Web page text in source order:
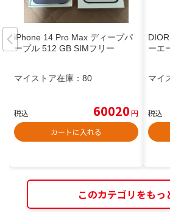
iPhone 14 Pro Max ディープパ
ープル 512 GB SIMフリー
マイストア在庫： 80
税込 60020円
カートに入れる
ーエ
マイ
税込
このカテゴリをもっ